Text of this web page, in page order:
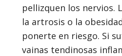
pellizquen los nervios.
la artrosis o la
ponerte en riesgo. Si
vainas tendinosas